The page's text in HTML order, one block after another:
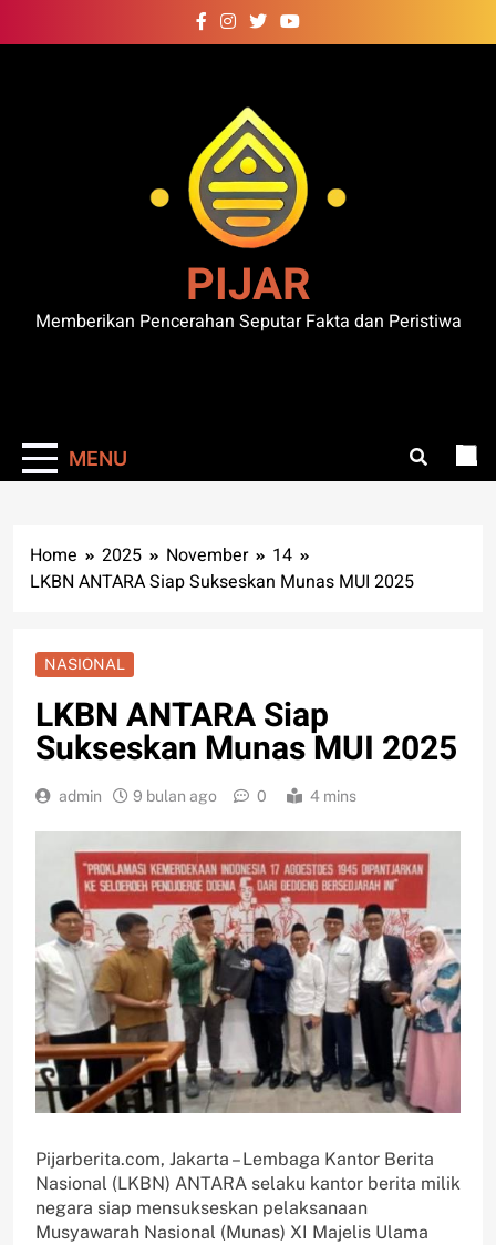
to
PIJAR
Memberikan Pencerahan Seputar Fakta dan Peristiwa
MENU
Home 2025 November
14
LKBN ANTARA Siap Sukseskan Munas MUI 2025
NASIONAL
LKBN ANTARA Siap
Sukseskan Munas MUI 2025
admin 9 bulan ago 0 4 mins
Pijarberita.com, Jakarta – Lembaga Kantor Berita
Nasional (LKBN) ANTARA selaku kantor berita milik
negara siap mensukseskan pelaksanaan
Musyawarah Nasional (Munas) XI Majelis Ulama